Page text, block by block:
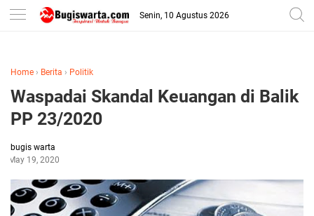
-->
Senin, 10 Agustus 2026
Home › Berita › Politik
Waspadai Skandal Keuangan di Balik
PP 23/2020
bugis warta
May 19, 2020